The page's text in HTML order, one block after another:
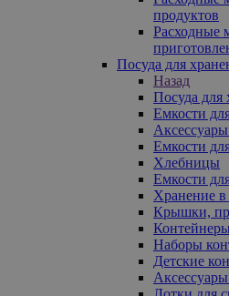
продуктов
Расходные
Посуда для
Назад
Посуда для
Емкости
Емкости
Хлебницы
Емкости
Хранение в
Крышки,
Наборы
Детские